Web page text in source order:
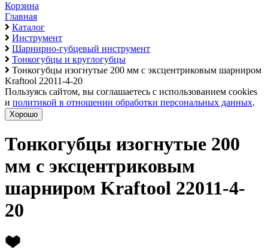
Корзина
Главная
Каталог
Инструмент
Шарнирно-губцевый инструмент
Тонкогубцы и круглогубцы
Тонкогубцы изогнутые 200 мм с эксцентриковым шарниром
Kraftool 22011-4-20
Пользуясь сайтом, вы соглашаетесь с использованием cookies
и политикой в отношении обработки персональных данных.
Хорошо
Тонкогубцы изогнутые 200
мм с эксцентриковым
шарниром Kraftool 22011-4-
20